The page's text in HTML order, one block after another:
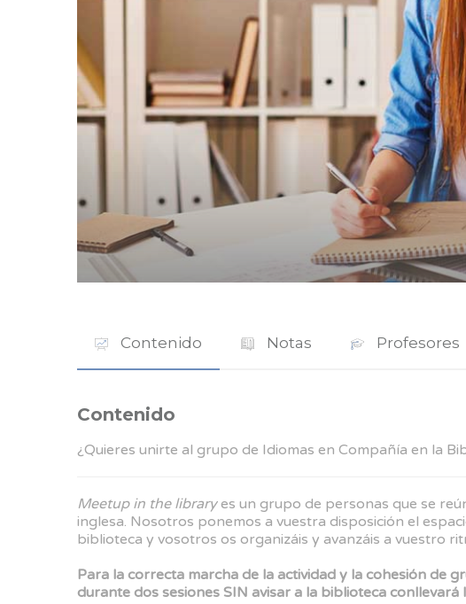
Contenido Notas Profesores
Contenido
¿Quieres unirte al grupo de Idiomas en Compañía en la
Meetup in the libraryes un grupo de personas que se
inglesa. Nosotros ponemos a vuestra disposición el
biblioteca y vosotros os organizáis y avanzáis a vuestro
Para la correcta marcha de la actividad y la cohesión de
durante dos sesiones SIN avisar a la biblioteca